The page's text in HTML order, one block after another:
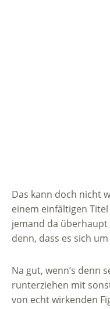
Das kann doch nicht
einem einfältigen
jemand da überhaupt
denn, dass es sich
Na gut, wenn’s denn
runterziehen mit
von echt wirkenden